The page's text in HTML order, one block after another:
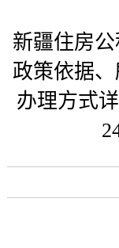
新疆住房
政策依据
办理方式